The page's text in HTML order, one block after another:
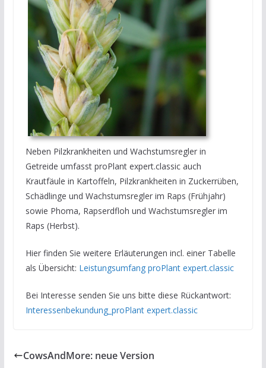
Neben Pilzkrankheiten und Wachstumsregler in
Getreide umfasst proPlant expert.classic auch
Krautfäule in Kartoffeln, Pilzkrankheiten in Zuckerrüben,
Schädlinge und Wachstumsregler im Raps (Frühjahr)
sowie Phoma, Rapserdfloh und Wachstumsregler im
Raps (Herbst).
Hier finden Sie weitere Erläuterungen incl. einer Tabelle
als Übersicht: Leistungsumfang proPlant expert.classic
Bei Interesse senden Sie uns bitte diese Rückantwort:
Interessenbekundung_proPlant expert.classic
CowsAndMore: neue Version